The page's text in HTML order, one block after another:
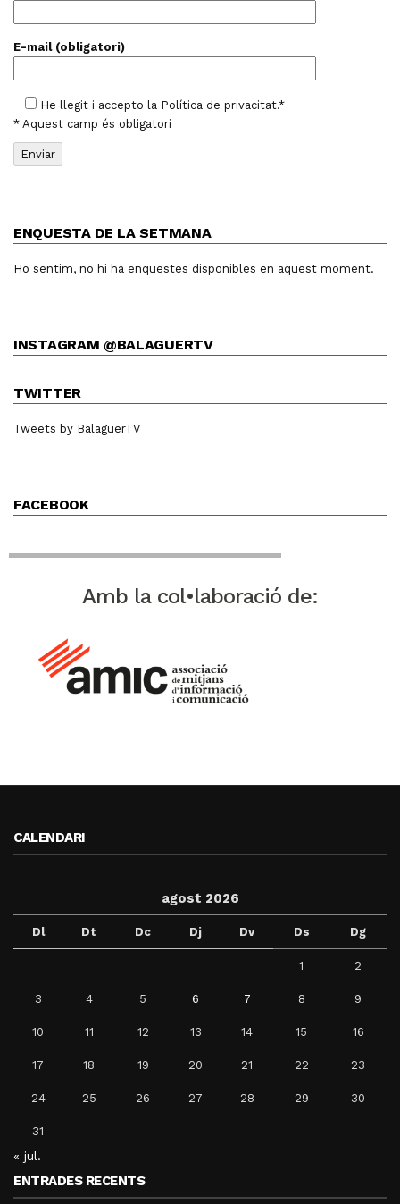
E-mail (obligatori)
He llegit i accepto la Política de privacitat.*
* Aquest camp és obligatori
ENQUESTA DE LA SETMANA
Ho sentim, no hi ha enquestes disponibles en aquest moment.
INSTAGRAM @BALAGUERTV
TWITTER
Tweets by BalaguerTV
FACEBOOK
Amb la col•laboració de:
CALENDARI
agost 2026
Dl Dt Dc Dj Dv Ds Dg
1 2
3 4 5 6 7 8 9
10 11 12 13 14 15 16
17 18 19 20 21 22 23
24 25 26 27 28 29 30
31
« jul.
ENTRADES RECENTS